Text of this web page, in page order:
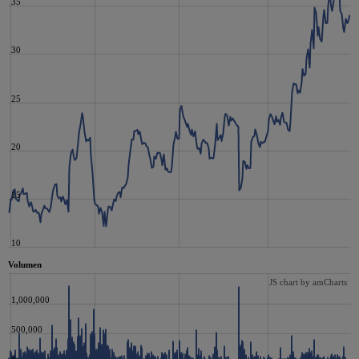
10
15
20
25
30
Volumen
500,000
1,000,000
JS chart by amCharts